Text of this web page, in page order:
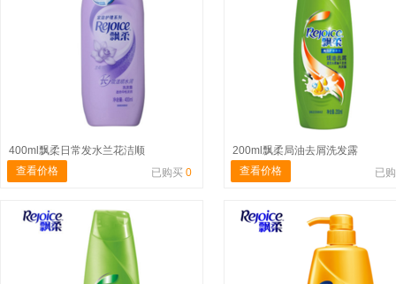
400ml飘柔日常发水兰花洁顺
查看价格
已购买 0
200ml飘柔局油去屑洗发露
查看价格
已